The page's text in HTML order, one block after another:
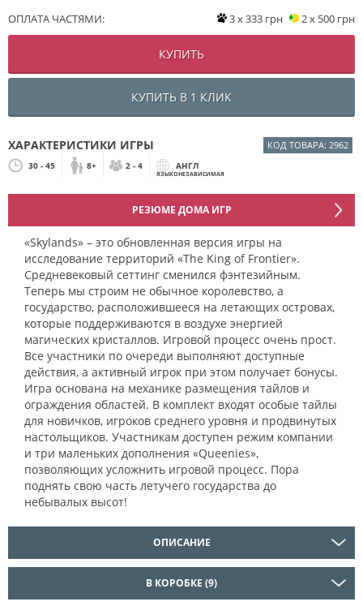
ОПЛАТА ЧАСТЯМИ: 3 x 333 грн 2 x 500 грн
КУПИТЬ
КУПИТЬ В 1 КЛИК
ХАРАКТЕРИСТИКИ ИГРЫ КОД ТОВАРА: 2962
30 - 45 8+ 2 - 4 АНГЛ
ЯЗЫКОНЕЗАВИСИМАЯ
РЕЗЮМЕ ДОМА ИГР
«Skylands» – это обновленная версия игры на
исследование территорий «The King of Frontier».
Средневековый сеттинг сменился фэнтезийным.
Теперь мы строим не обычное королевство, а
государство, расположившееся на летающих островах,
которые поддерживаются в воздухе энергией
магических кристаллов. Игровой процесс очень прост.
Все участники по очереди выполняют доступные
действия, а активный игрок при этом получает бонусы.
Игра основана на механике размещения тайлов и
ограждения областей. В комплект входят особые тайлы
для новичков, игроков среднего уровня и продвинутых
настольщиков. Участникам доступен режим компании
и три маленьких дополнения «Queenies»,
позволяющих усложнить игровой процесс. Пора
поднять свою часть летучего государства до
небывалых высот!
ОПИСАНИЕ
В КОРОБКЕ (9)